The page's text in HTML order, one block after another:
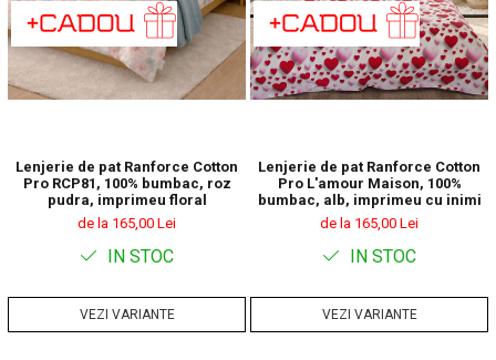
Lenjerie de pat Ranforce Cotton
Pro RCP81, 100% bumbac, roz
pudra, imprimeu floral
de la 165,00 Lei
IN STOC
VEZI VARIANTE
Lenjerie de pat Ranforce Cotton
Pro L'amour Maison, 100%
bumbac, alb, imprimeu cu inimi
de la 165,00 Lei
IN STOC
VEZI VARIANTE